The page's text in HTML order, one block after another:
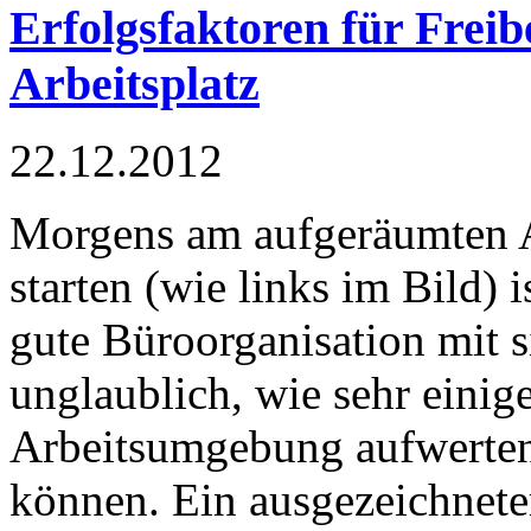
Erfolgsfaktoren für
Arbeitsplatz
22.12.2012
Morgens am
starten (wie links im Bild)
gute Büroorganisation mit
unglaublich, wie sehr
Arbeitsumgebung
können. Ein